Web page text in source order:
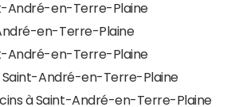
André-en-Terre-Plaine
en-Terre-Plaine
André-en-Terre-Plaine
Saint-André-en-Terre-Plaine
à Saint-André-en-Terre-Plaine